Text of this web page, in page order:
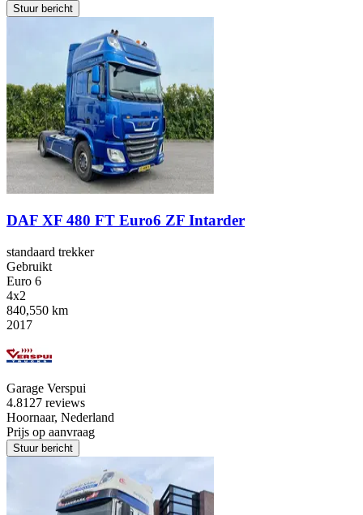
Stuur bericht
DAF XF 480 FT Euro6 ZF Intarder
standaard trekker
Gebruikt
Euro 6
4x2
840,550 km
2017
Garage Verspui
4.8127 reviews
Hoornaar, Nederland
Prijs op aanvraag
Stuur bericht